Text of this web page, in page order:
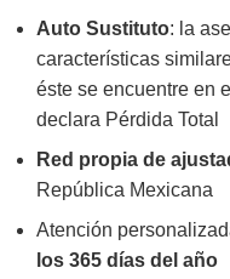
Auto Sustituto: la
características
éste se encuentre en
declara Pérdida Total
Red propia de
República Mexicana
Atención
los 365 días del año